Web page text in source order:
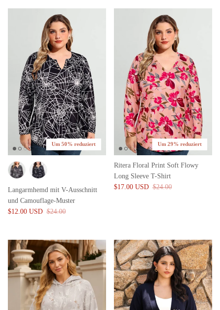
Um 50% reduziert
Langarmhemd mit V-Ausschnitt
und Camouflage-Muster
$12.00 USD $24.00
Um 29% reduziert
Ritera Floral Print Soft Flowy
Long Sleeve T-Shirt
$17.00 USD $24.00